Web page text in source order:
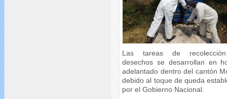
Las tareas de
desechos se desarrollan en
adelantado dentro del cantón
debido al toque de queda
por el Gobierno Nacional.